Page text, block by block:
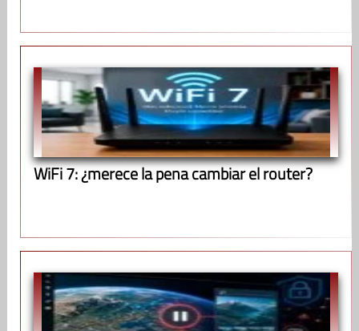
WiFi 7: ¿merece la pena cambiar el router?